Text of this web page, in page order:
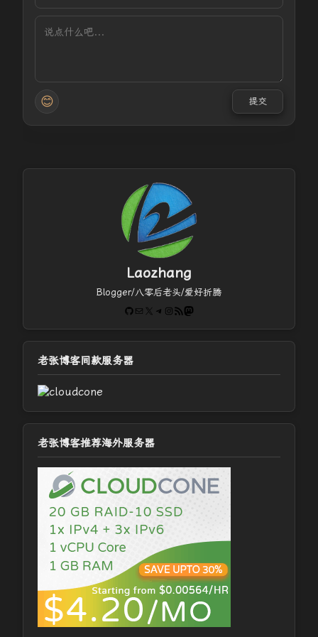
😊 提交
Laozhang
Blogger/八零后老头/爱好折腾
GitHub
电子邮件 X Telegram
Instagram
RSS FeedMastodon
老张博客同款服务器
老张博客推荐海外服务器